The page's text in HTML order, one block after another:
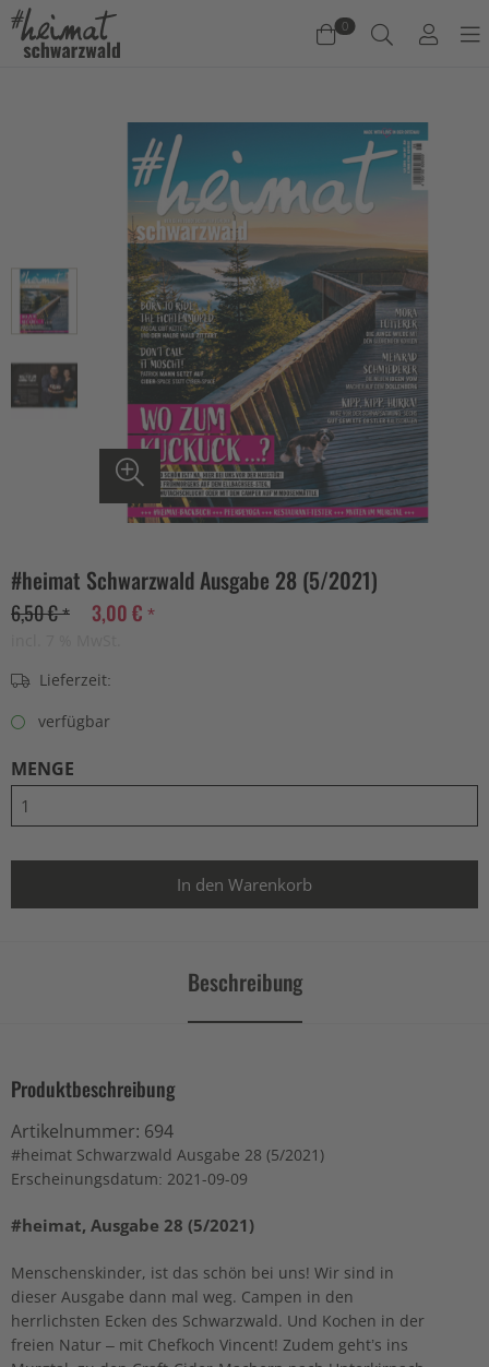
0
Es befinden sich keine Produkte im Warenkorb.
Jetzt einkaufen
#heimat Schwarzwald Ausgabe 28 (5/2021)
6,50 € * 3,00 € *
Lieferzeit:
verfügbar
MENGE
Beschreibung
Produktbeschreibung
Artikelnummer: 694
#heimat Schwarzwald Ausgabe 28 (5/2021)
Erscheinungsdatum: 2021-09-09
#heimat, Ausgabe 28 (5/2021)
Menschenskinder, ist das schön bei uns! Wir sind in
dieser Ausgabe dann mal weg. Campen in den
herrlichsten Ecken des Schwarzwald. Und Kochen in der
freien Natur – mit Chefkoch Vincent! Zudem geht’s ins